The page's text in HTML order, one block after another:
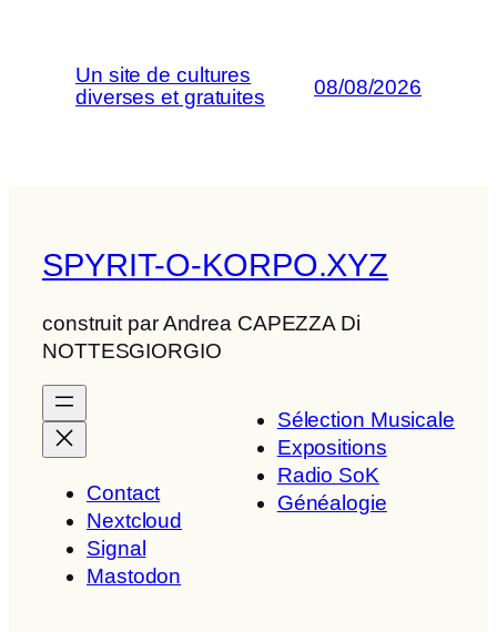
Un site de cultures
diverses et gratuites
08/08/2026
SPYRIT-O-KORPO.XYZ
construit par Andrea CAPEZZA Di
NOTTESGIORGIO
Contact
Nextcloud
Signal
Mastodon
Sélection Musicale
Expositions
Radio SoK
Généalogie